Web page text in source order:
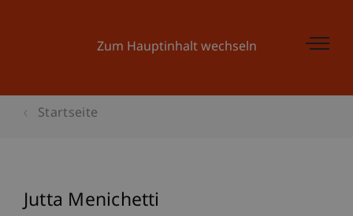
Zum Hauptinhalt wechseln
Startseite
Jutta Menichetti